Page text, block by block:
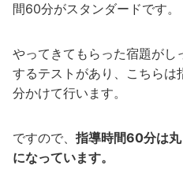
間60分がスタンダードです。
やってきてもらった宿題が
するテストがあり、こちら
分かけて行います。
ですので、 指導時間60分は
になっています。